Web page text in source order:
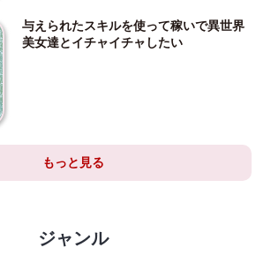
与えられたスキルを使って稼いで異世界
美女達とイチャイチャしたい
もっと見る
ジャンル